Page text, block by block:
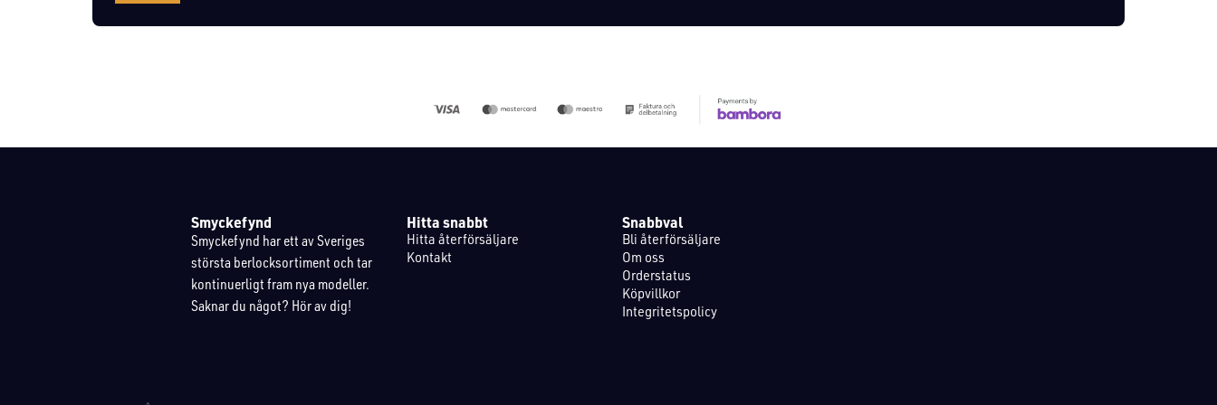
Smyckefynd
Smyckefynd har ett av Sveriges
största berlocksortiment och tar
kontinuerligt fram nya modeller.
Saknar du något? Hör av dig!
Hitta snabbt
Hitta återförsäljare
Kontakt
Snabbval
Bli återförsäljare
Om oss
Orderstatus
Köpvillkor
Integritetspolicy